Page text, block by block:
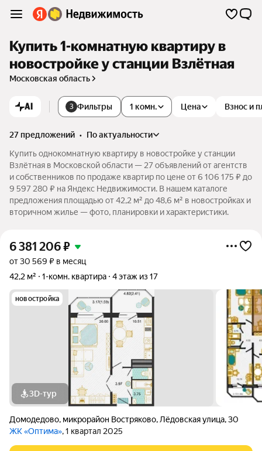
Купить 1-комнатную квартиру в
новостройке у станции Взлётная
Московская область
AI 3 Фильтры Цена Взнос и
1 комн.
27 предложений •
по актуальности
Купить однокомнатную квартиру в новостройке у станции
Взлётная в Московской области — 27 объявлений от агентств
и собственников по продаже квартир по цене от 6 106 175 ₽ до
9 597 280 ₽ на Яндекс Недвижимости. В нашем каталоге
предложения площадью от 42,2 м² до 48,6 м² в новостройках и
вторичном жилье — фото, планировки и характеристики.
6 381 206₽
от 30 569 ₽ в месяц
42,2 м²
1-комн. квартира 4 этаж из 17
новостройка
3D-тур
Домодедово, микрорайон Востряково, Лёдовская улица,30
ЖК «Оптима», 1 квартал 2025